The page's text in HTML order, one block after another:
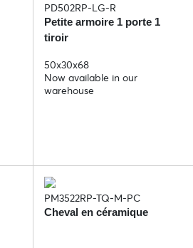
PD502RP-LG-R
Petite armoire 1 porte 1
tiroir
50x30x68
Now available in our
warehouse
PM3522RP-TQ-M-PC
Cheval en céramique